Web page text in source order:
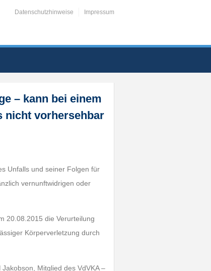
Datenschutzhinweise Impressum
– kann bei einem
nicht vorhersehbar
Unfalls und seiner Folgen für
vernunftwidrigen oder
20.08.2015 die Verurteilung
Körperverletzung durch
Mitglied des VdVKA –